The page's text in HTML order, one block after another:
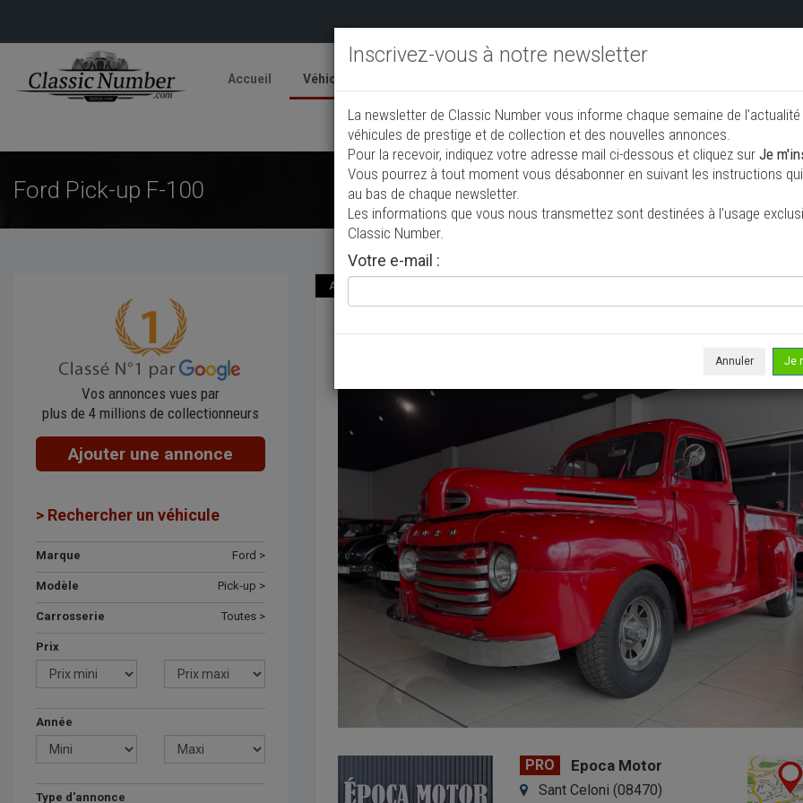
Accueil Véhicules
Ajouter une annonce
Ford Pick-up F-100
Vos annonces vues par
plus de 4 millions de collectionneurs
Ajouter une annonce
> Rechercher un véhicule
Marque Ford >
Modèle Pick-up >
Carrosserie Toutes >
Prix
Année
Type d'annonce
Annonce actualisée le 05/08/2026 ( il y a 2 jours )
Ford Pick-up F-100
PRO Epoca Motor
Sant Celoni (08470)
Inscrivez-vous à notre newsletter
La newsletter de Classic Number vous informe chaque semaine de
véhicules de prestige et de collection et des nouvelles annonces.
Pour la recevoir, indiquez votre adresse mail ci-dessous et cliquez sur Je
Vous pourrez à tout moment vous désabonner en suivant les instructions
au bas de chaque newsletter.
Les informations que vous nous transmettez sont destinées à l’usage
Classic Number.
Votre e-mail :
Annuler Je